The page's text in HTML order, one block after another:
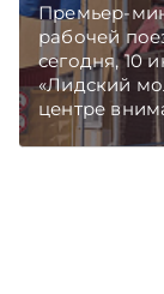
Премьер-
рабочей
сегодня, 10
«Лидский
центре
молочного